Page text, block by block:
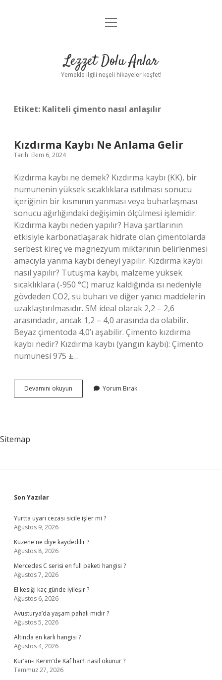
Anasayfa
Yasal Uyarı
menüyü
Lezzet Dolu Anlar
Yemekle ilgili neşeli hikayeler keşfet!
Etiket: Kaliteli çimento nasıl anlaşılır
Kızdırma Kaybı Ne Anlama Gelir
Tarih: Ekim 6, 2024
Kızdırma kaybı ne demek? Kızdırma kaybı (KK), bir
numunenin yüksek sıcaklıklara ısıtılması sonucu
içeriğinin bir kısmının yanması veya buharlaşması
sonucu ağırlığındaki değişimin ölçülmesi işlemidir.
Kızdırma kaybı neden yapılır? Hava şartlarının
etkisiyle karbonatlaşarak hidrate olan çimentolarda
serbest kireç ve magnezyum miktarının belirlenmesi
amacıyla yanma kaybı deneyi yapılır. Kızdırma kaybı
nasıl yapılır? Tutuşma kaybı, malzeme yüksek
sıcaklıklara (-950 °C) maruz kaldığında ısı nedeniyle
gövdeden CO2, su buharı ve diğer yanıcı maddelerin
uzaklaştırılmasıdır. SM ideal olarak 2,2 – 2,6
arasındadır, ancak 1,2 – 4,0 arasında da olabilir.
Beyaz çimentoda 4,0’ı aşabilir. Çimento kızdırma
kaybı nedir? Kızdırma kaybı (yangın kaybı): Çimento
numunesi 975 ±…
Devamını okuyun Kızdırma
Kaybı
Yorum Bırak
Sitemap
Sidebar
Son Yazılar
Yurtta uyarı cezası sicile işler mi ?
Ağustos 9, 2026
Kuzene ne diye kaydedilir ?
Ağustos 8, 2026
Mercedes C serisi en full paketi hangisi ?
Ağustos 7, 2026
El kesiği kaç günde iyileşir ?
Ağustos 6, 2026
Avusturya’da yaşam pahalı mıdır ?
Ağustos 5, 2026
Altında en karlı hangisi ?
Ağustos 4, 2026
Kur’an-ı Kerim’de Kaf harfi nasıl okunur ?
Temmuz 27, 2026